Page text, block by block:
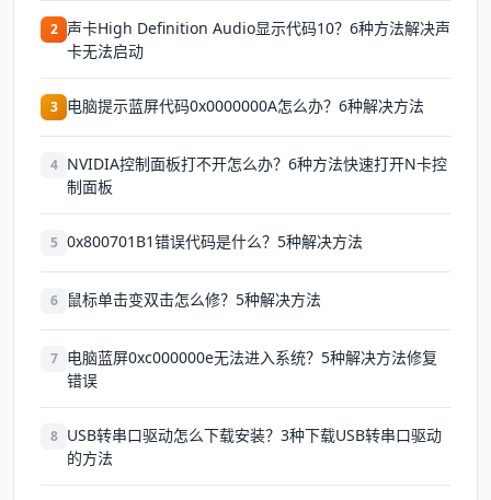
2 声卡High Definition Audio显示代码10？6种方法解决声
卡无法启动
3 电脑提示蓝屏代码0x0000000A怎么办？6种解决方法
4 NVIDIA控制面板打不开怎么办？6种方法快速打开N卡控
制面板
5 0x800701B1错误代码是什么？5种解决方法
6 鼠标单击变双击怎么修？5种解决方法
7 电脑蓝屏0xc000000e无法进入系统？5种解决方法修复
错误
8 USB转串口驱动怎么下载安装？3种下载USB转串口驱动
的方法